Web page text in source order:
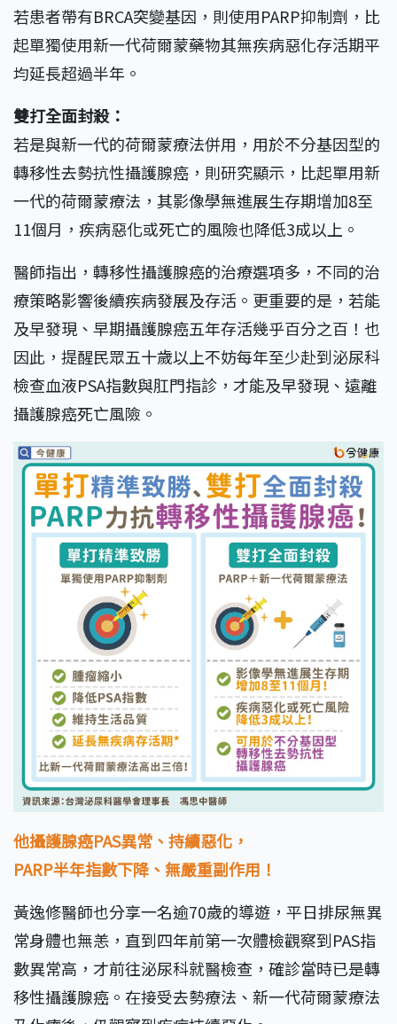
若患者帶有BRCA突變基因，則使用PARP抑制劑，比
起單獨使用新一代荷爾蒙藥物其無疾病惡化存活期平
均延長超過半年。
雙打全面封殺：
若是與新一代的荷爾蒙療法併用，用於不分基因型的
轉移性去勢抗性攝護腺癌，則研究顯示，比起單用新
一代的荷爾蒙療法，其影像學無進展生存期增加8至
11個月，疾病惡化或死亡的風險也降低3成以上。
醫師指出，轉移性攝護腺癌的治療選項多，不同的治
療策略影響後續疾病發展及存活。更重要的是，若能
及早發現、早期攝護腺癌五年存活幾乎百分之百！也
因此，提醒民眾五十歲以上不妨每年至少赴到泌尿科
檢查血液PSA指數與肛門指診，才能及早發現、遠離
攝護腺癌死亡風險。
他攝護腺癌PAS異常、持續惡化，
PARP半年指數下降、無嚴重副作用！
黃逸修醫師也分享一名逾70歲的導遊，平日排尿無異
常身體也無恙，直到四年前第一次體檢觀察到PAS指
數異常高，才前往泌尿科就醫檢查，確診當時已是轉
移性攝護腺癌。在接受去勢療法、新一代荷爾蒙療法